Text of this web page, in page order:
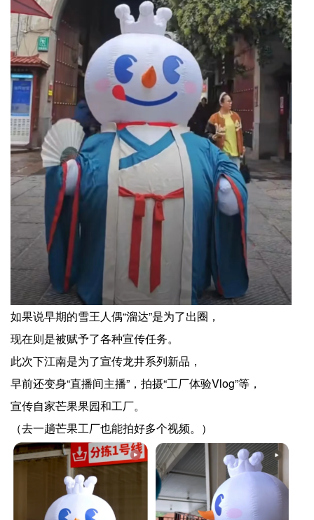
如果说早期的雪王人偶“溜达”是为了出圈，
现在则是被赋予了各种宣传任务。
此次下江南是为了宣传龙井系列新品，
早前还变身“直播间主播”，拍摄“工厂体验Vlog”等，
宣传自家芒果果园和工厂。
（去一趟芒果工厂也能拍好多个视频。）